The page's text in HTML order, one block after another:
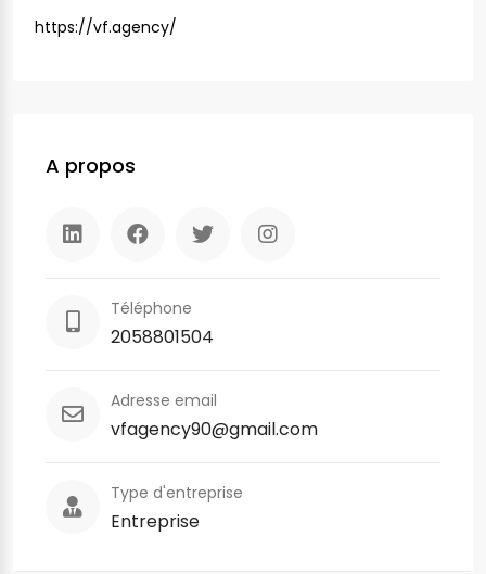
https://vf.agency/
A propos
Téléphone
2058801504
Adresse email
vfagency90@gmail.com
Type d'entreprise
Entreprise